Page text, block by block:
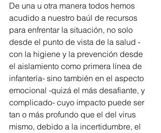
De una u otra manera todos hemos
acudido a nuestro baúl de recursos
para enfrentar la situación, no solo
desde el punto de vista de la salud -
con la higiene y la prevención desde
el aislamiento como primera línea de
infantería- sino también en el aspecto
emocional -quizá el más desafiante, y
complicado- cuyo impacto puede ser
tan o más profundo que el del virus
mismo, debido a la incertidumbre, el